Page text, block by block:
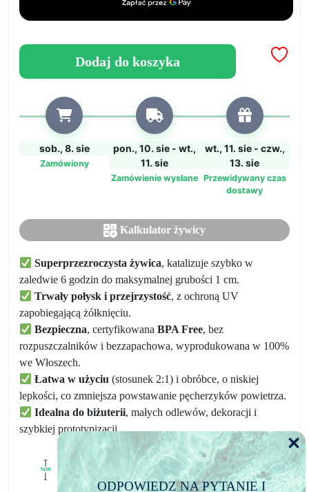
300
–
Utwardzania,
Proporcje
Mieszania
Dodaj do koszyka
sob., 8. sie
Zamówiony
pon., 10. sie - wt.,
11. sie
Zamówienie wysłane
wt., 11. sie - czw.,
13. sie
Przewidywany czas
dostawy
Kalkulator żywicy
Superprzezroczysta żywica, katalizuje szybko w
zaledwie 6 godzin do maksymalnej grubości 1 cm.
Trwały połysk i przejrzystość, z ochroną UV
zapobiegającą żółknięciu.
Bezpieczna, certyfikowanaBPA Free, bez
rozpuszczalników i bezzapachowa, wyprodukowana w 100%
we Włoszech.
Łatwa w użyciu (stosunek 2:1) i obróbce, o niskiej
lepkości, co zmniejsza powstawanie pęcherzyków powietrza.
Idealna do biżuterii, małych odlewów, dekoracji i
szybkiej prototypizacji.
ODPOWIEDZ NA PYTANIE I